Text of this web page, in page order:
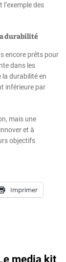
des
durabilité
encore prêts pour
dans les
durabilité en
inférieure par
mais une
et à
objectifs
Imprimer
media kit